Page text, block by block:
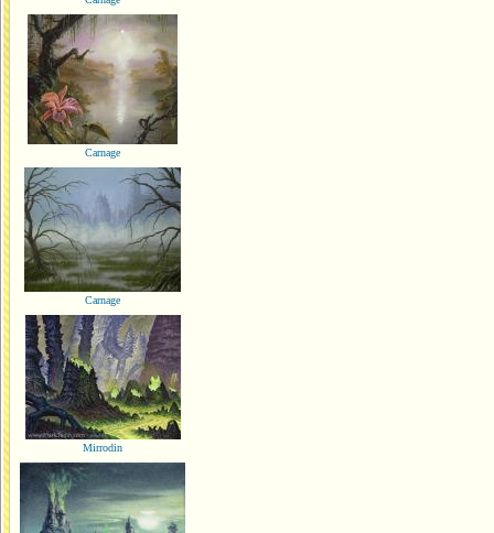
Carnage
Carnage
Mirrodin